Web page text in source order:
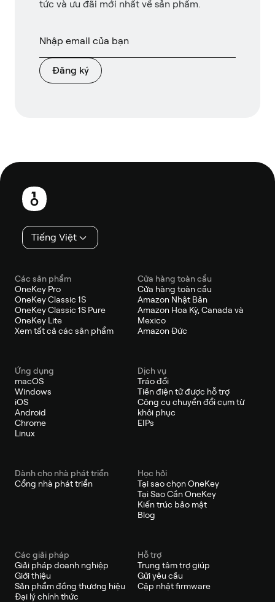
tức và ưu đãi mới nhất về sản phẩm.
Đăng ký
Chân
trang
Tiếng Việt
Các sản phẩm
OneKey Pro
OneKey Classic 1S
OneKey Classic 1S Pure
OneKey Lite
Xem tất cả các sản phẩm
Cửa hàng toàn cầu
Cửa hàng toàn cầu
Amazon Nhật Bản
Amazon Hoa Kỳ, Canada và
Mexico
Amazon Đức
Ứng dụng
macOS
Windows
iOS
Android
Chrome
Linux
Dịch vụ
Tráo đổi
Tiền điện tử được hỗ trợ
Công cụ chuyển đổi cụm từ
khôi phục
EIPs
Dành cho nhà phát triển
Cổng nhà phát triển
Học hỏi
Tại sao chọn OneKey
Tại Sao Cần OneKey
Kiến trúc bảo mật
Blog
Các giải pháp
Giải pháp doanh nghiệp
Giới thiệu
Sản phẩm đồng thương hiệu
Đại lý chính thức
Hỗ trợ
Trung tâm trợ giúp
Gửi yêu cầu
Cập nhật firmware